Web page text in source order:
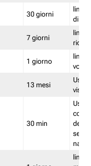
30 giorni
limita
di
7 giorni
limita
1 giorno
limita
13 mesi
30 min